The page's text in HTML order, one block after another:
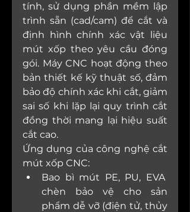
tính, sử dụng phần mềm lập
trình sẵn (cad/cam) để cắt và
định hình chính xác vật liệu
mút xốp theo yêu cầu đóng
gói. Máy CNC hoạt động theo
bản thiết kế kỹ thuật số, đảm
bảo độ chính xác khi cắt, giảm
sai số khi lặp lại quy trình cắt
đồng thời mang lại hiệu suất
cắt cao.
Ứng dụng của công nghệ cắt
mút xốp CNC:
Bao bì mút PE, PU, EVA
chèn bảo vệ cho sản
phẩm dễ vỡ (điện tử, thủy